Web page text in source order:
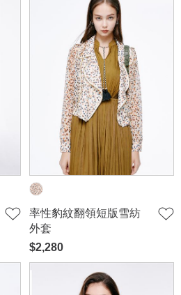
率性豹紋翻領短版雪紡
外套
$2,280